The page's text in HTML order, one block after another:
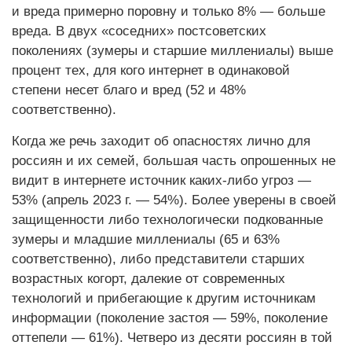
и вреда примерно поровну и только 8% — больше
вреда. В двух «соседних» постсоветских
поколениях (зумеры и старшие миллениалы) выше
процент тех, для кого интернет в одинаковой
степени несет благо и вред (52 и 48%
соответственно).
Когда же речь заходит об опасностях лично для
россиян и их семей, большая часть опрошенных не
видит в интернете источник каких-либо угроз —
53% (апрель 2023 г. — 54%). Более уверены в своей
защищенности либо технологически подкованные
зумеры и младшие миллениалы (65 и 63%
соответственно), либо представители старших
возрастных когорт, далекие от современных
технологий и прибегающие к другим источникам
информации (поколение застоя — 59%, поколение
оттепели — 61%). Четверо из десяти россиян в той